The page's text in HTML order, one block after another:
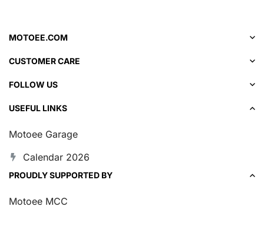
MOTOEE.COM
CUSTOMER CARE
FOLLOW US
USEFUL LINKS
Motoee Garage
Calendar 2026
PROUDLY SUPPORTED BY
Motoee MCC